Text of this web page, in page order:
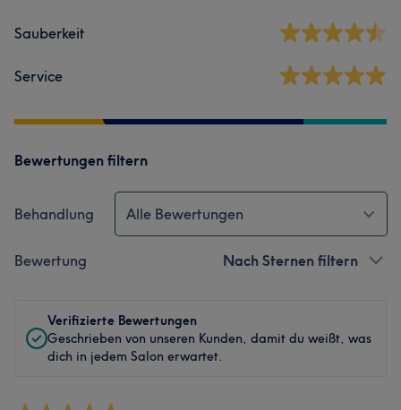
Sauberkeit
Service
Bewertungen filtern
Behandlung Alle Bewertungen
Bewertung Nach Sternen filtern
Verifizierte Bewertungen
Geschrieben von unseren Kunden, damit du weißt, was
dich in jedem Salon erwartet.